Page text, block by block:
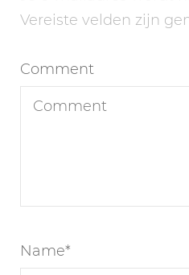
Vereiste velden zijn
Comment
Name*